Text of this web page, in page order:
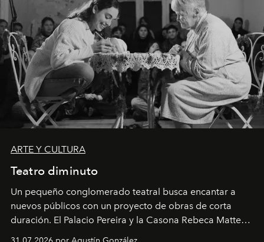
ARTE Y CULTURA
Teatro diminuto
Un pequeño conglomerado teatral busca encantar a
nuevos públicos con un proyecto de obras de corta
duración. El Palacio Pereira y la Casona Rebeca Matte
son algunos de los lugares que han albergado estas